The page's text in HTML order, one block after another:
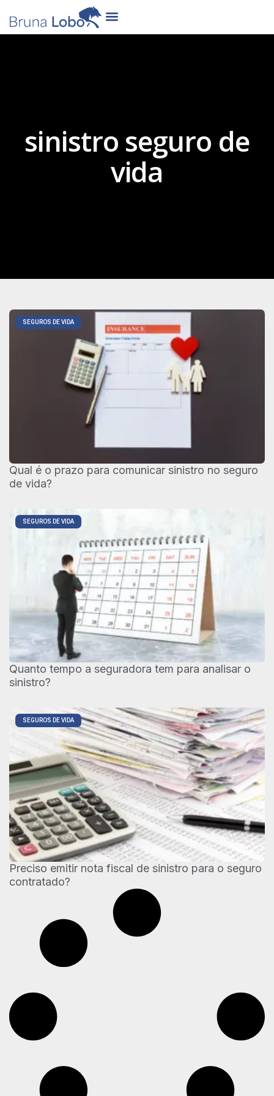
sinistro seguro de
vida
SEGUROS DE VIDA
Qual é o prazo para comunicar sinistro no seguro
de vida?
SEGUROS DE VIDA
Quanto tempo a seguradora tem para analisar o
sinistro?
SEGUROS DE VIDA
Preciso emitir nota fiscal de sinistro para o seguro
contratado?